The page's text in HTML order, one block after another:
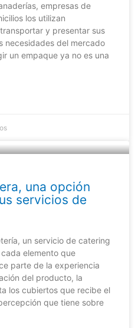
empresas de
los utilizan
y presentar sus
necesidades del mercado
un empaque ya no es una
una opción
servicios de
un servicio de catering
elemento que
parte de la experiencia
del producto, la
los cubiertos que recibe el
que tiene sobre